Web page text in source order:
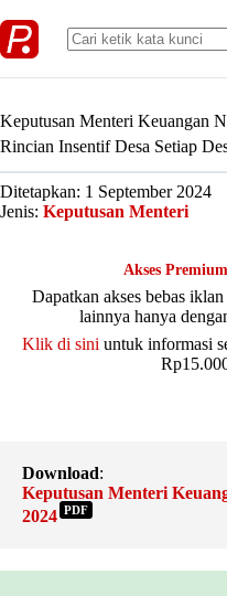
to
content
Keputusan Menteri Keuangan
Rincian Insentif Desa Setiap
Ditetapkan: 1 September 2024
Jenis: Keputusan Menteri
Akses
Dapatkan akses bebas
lainnya hanya
Klik di sini untuk informasi
Download:
Keputusan Menteri
2024 PDF